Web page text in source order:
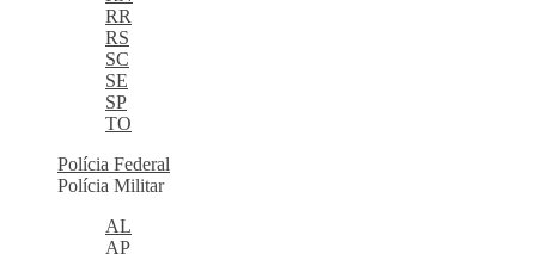
RR
RS
SC
SE
SP
TO
Polícia Federal
Polícia Militar
AL
AP